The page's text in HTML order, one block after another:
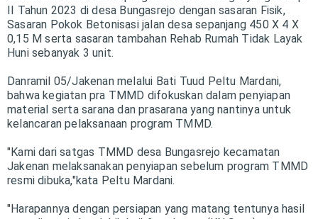
II Tahun 2023 di desa Bungasrejo dengan sasaran Fisik,
Sasaran Pokok Betonisasi jalan desa sepanjang 450 X 4 X
0,15 M serta sasaran tambahan Rehab Rumah Tidak Layak
Huni sebanyak 3 unit.
Danramil 05/Jakenan melalui Bati Tuud Peltu Mardani,
bahwa kegiatan pra TMMD difokuskan dalam penyiapan
material serta sarana dan prasarana yang nantinya untuk
kelancaran pelaksanaan program TMMD.
"Kami dari satgas TMMD desa Bungasrejo kecamatan
Jakenan melaksanakan penyiapan sebelum program TMMD
resmi dibuka,"kata Peltu Mardani.
"Harapannya dengan persiapan yang matang tentunya hasil